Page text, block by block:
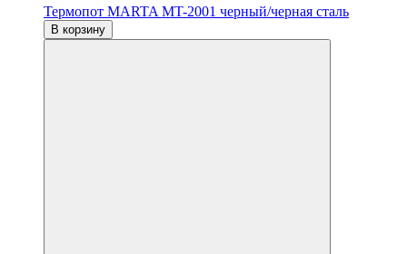
Термопот MARTA MT-2001 черный/черная сталь
В корзину